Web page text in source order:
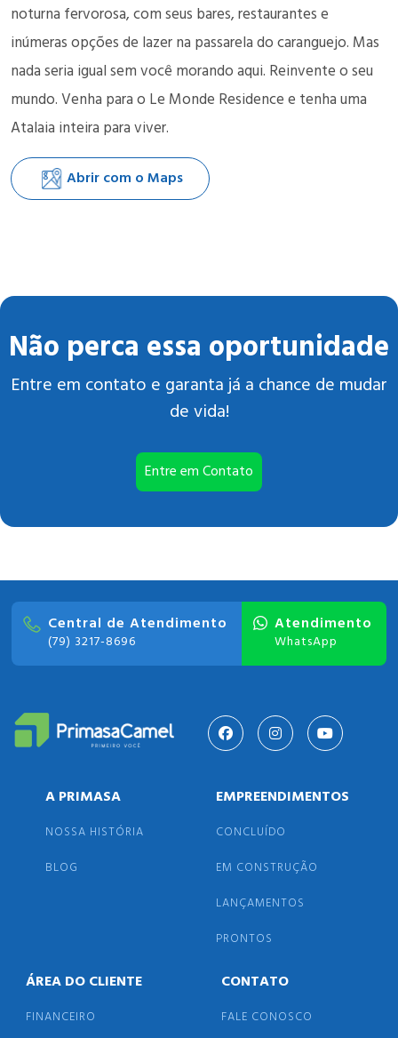
noturna fervorosa, com seus bares, restaurantes e
inúmeras opções de lazer na passarela do caranguejo. Mas
nada seria igual sem você morando aqui. Reinvente o seu
mundo. Venha para o Le Monde Residence e tenha uma
Atalaia inteira para viver.
Abrir com o Maps
Não perca essa oportunidade
Entre em contato e garanta já a chance de mudar
de vida!
Entre em Contato
Central de Atendimento
(79) 3217-8696
Atendimento
WhatsApp
A PRIMASA
NOSSA HISTÓRIA
BLOG
EMPREENDIMENTOS
CONCLUÍDO
EM CONSTRUÇÃO
LANÇAMENTOS
PRONTOS
ÁREA DO CLIENTE
FINANCEIRO
CONTATO
FALE CONOSCO